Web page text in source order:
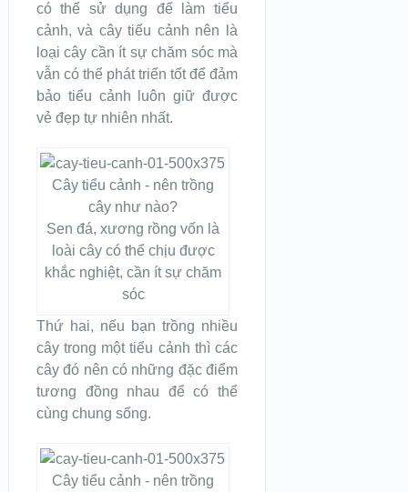
có thể sử dụng để làm tiểu
cảnh, và cây tiểu cảnh nên là
loại cây cần ít sự chăm sóc mà
vẫn có thể phát triển tốt để đảm
bảo tiểu cảnh luôn giữ được
vẻ đẹp tự nhiên nhất.
Sen đá, xương rồng vốn là
loài cây có thể chịu được
khắc nghiệt, cần ít sự chăm
sóc
Thứ hai, nếu bạn trồng nhiều
cây trong một tiểu cảnh thì các
cây đó nên có những đặc điểm
tương đồng nhau để có thể
cùng chung sống.